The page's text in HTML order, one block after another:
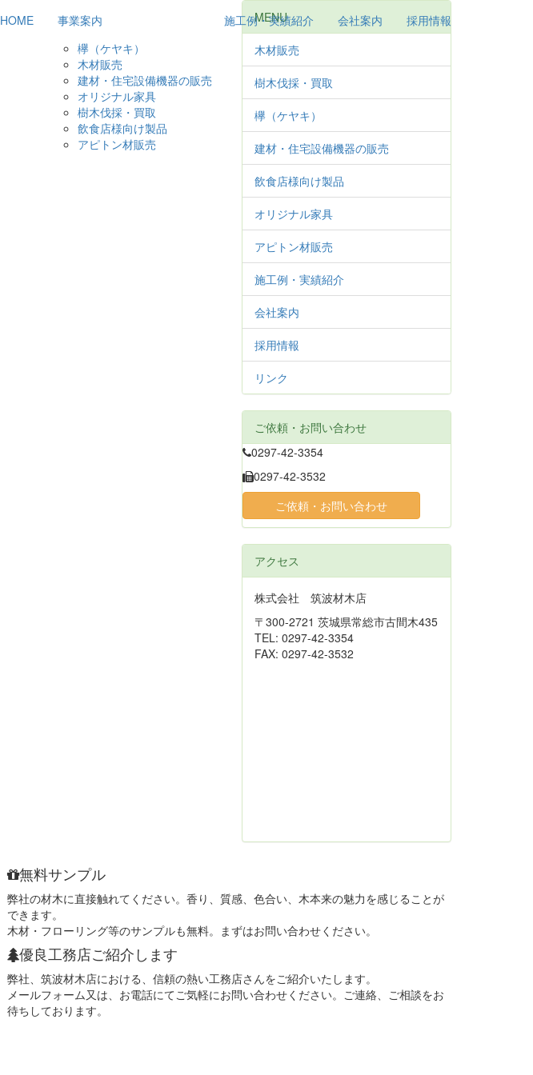
HOME
事業案内
欅（ケヤキ）
木材販売
建材・住宅設備機器の販売
オリジナル家具
樹木伐採・買取
飲食店様向け製品
アピトン材販売
施工例・実績紹介 会社案内 採用情報
MENU
木材販売
樹木伐採・買取
欅（ケヤキ）
建材・住宅設備機器の販売
飲食店様向け製品
オリジナル家具
アピトン材販売
施工例・実績紹介
会社案内
採用情報
リンク
ご依頼・お問い合わせ
0297-42-3354
0297-42-3532
ご依頼・お問い合わせ
アクセス
株式会社 筑波材木店
〒300-2721 茨城県常総市古間木435
TEL: 0297-42-3354
FAX: 0297-42-3532
無料サンプル
弊社の材木に直接触れてください。香り、質感、色合い、木本来の魅力を感じることが
できます。
木材・フローリング等のサンプルも無料。まずはお問い合わせください。
優良工務店ご紹介します
弊社、筑波材木店における、信頼の熱い工務店さんをご紹介いたします。
メールフォーム又は、お電話にてご気軽にお問い合わせください。ご連絡、ご相談をお
待ちしております。